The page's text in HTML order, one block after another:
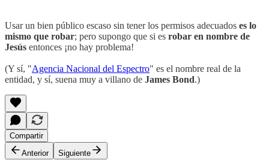
Usar un bien público escaso sin tener los permisos adecuados es lo
mismo que robar; pero supongo que si es robar en nombre de
Jesús entonces ¡no hay problema!
(Y sí, "Agencia Nacional del Espectro" es el nombre real de la
entidad, y sí, suena muy a villano de James Bond.)
Compartir
Anterior
Siguiente